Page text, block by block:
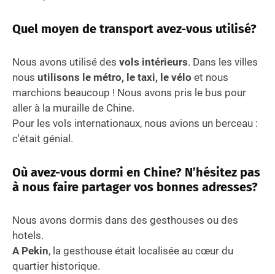
Quel moyen de transport avez-vous utilisé?
Nous avons utilisé des vols intérieurs. Dans les villes
nous utilisons le métro, le taxi, le vélo et nous
marchions beaucoup ! Nous avons pris le bus pour
aller à la muraille de Chine.
Pour les vols internationaux, nous avions un berceau :
c'était génial.
Où avez-vous dormi en Chine? N’hésitez pas
à nous faire partager vos bonnes adresses?
Nous avons dormis dans des gesthouses ou des
hotels.
A Pekin, la gesthouse était localisée au cœur du
quartier historique.